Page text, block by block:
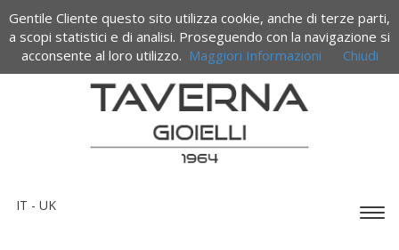
IT - UK
Termini e condizioni di vendita
Gentile Cliente questo sito utilizza cookie, anche di terze parti,
a scopi statistici e di analisi. Proseguendo con la navigazione si
acconsente al loro utilizzo. Maggiori Informazioni Chiudi